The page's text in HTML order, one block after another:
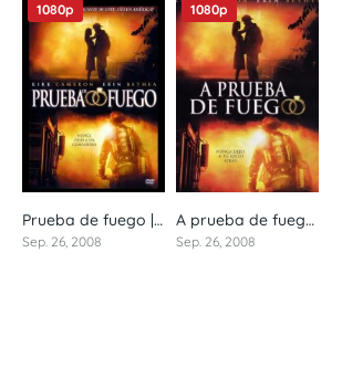
6.5
1080p
Prueba de fuego | Fireproof (2008) 1080p castellano
Sep. 26, 2008
6.5
1080p
A prueba de fuego – Fireproof (2008) 1080p latino
Sep. 26, 2008